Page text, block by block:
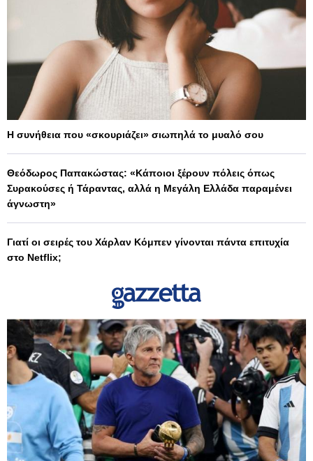
Η συνήθεια που «σκουριάζει» σιωπηλά το μυαλό σου
Θεόδωρος Παπακώστας: «Κάποιοι ξέρουν πόλεις όπως
Συρακούσες ή Τάραντας, αλλά η Μεγάλη Ελλάδα παραμένει
άγνωστη»
Γιατί οι σειρές του Χάρλαν Κόμπεν γίνονται πάντα επιτυχία
στο Netflix;